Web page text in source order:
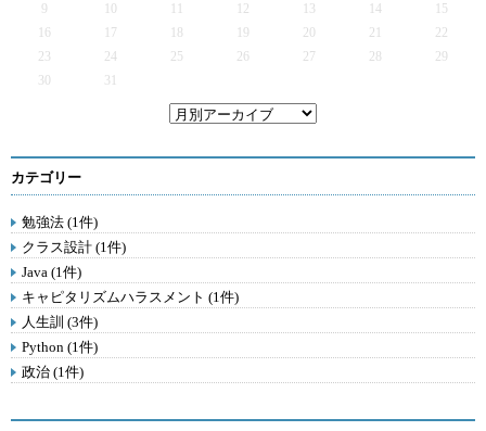
9
12 13 14
15
16
17 19 20 21
22
23
24 25 26 27 28
29
30
31
カテゴリー
勉強法 (1件)
クラス設計 (1件)
Java (1件)
キャピタリズムハラスメント (1件)
人生訓 (3件)
Python (1件)
政治 (1件)